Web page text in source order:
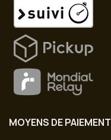
MOYENS DE PAIEMENT